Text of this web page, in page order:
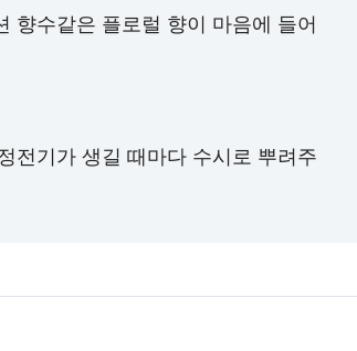
향수같은 플로럴 향이 마음에 들어
전기가 생길 때마다 수시로 뿌려주